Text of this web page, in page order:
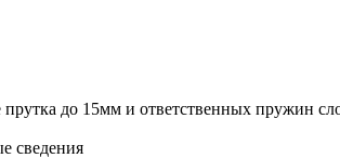
до 15мм и ответственных пружин
сведения